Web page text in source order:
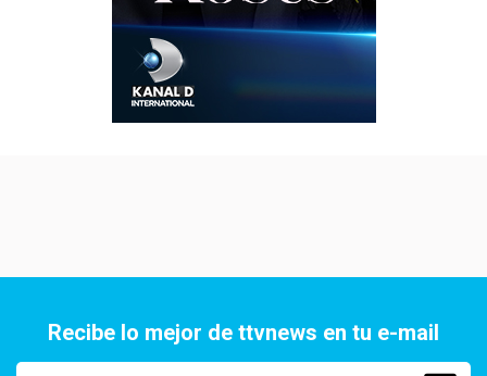
Recibe lo mejor de ttvnews en tu e-mail